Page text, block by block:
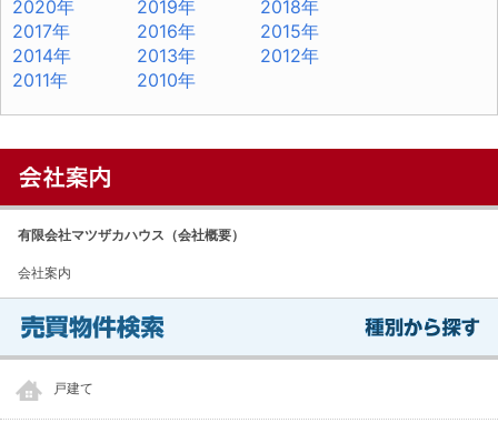
2020年
2019年
2018年
2017年
2016年
2015年
2014年
2013年
2012年
2011年
2010年
有限会社マツザカハウス（会社概要）
会社案内
戸建て